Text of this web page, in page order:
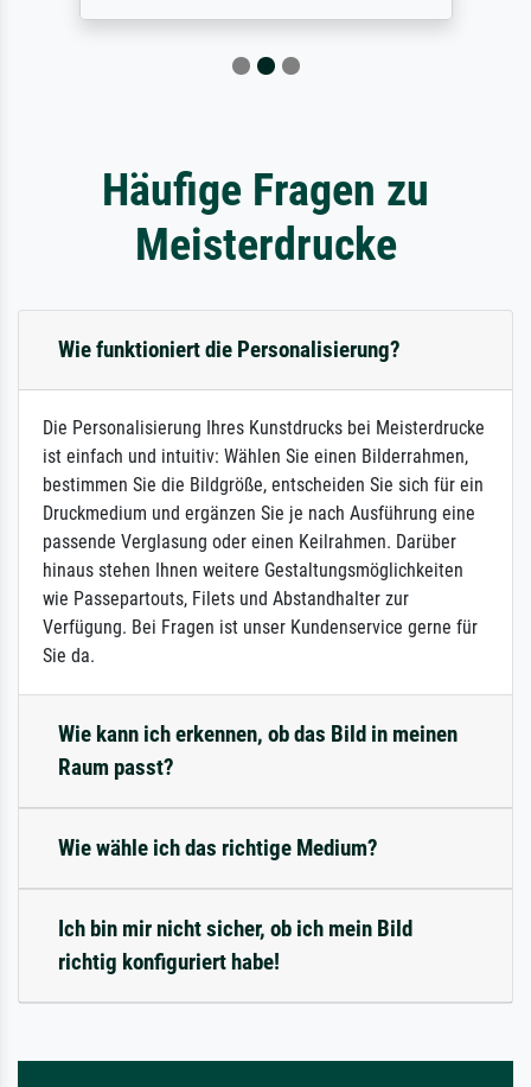
Häufige Fragen zu
Meisterdrucke
Wie funktioniert die Personalisierung?
Die Personalisierung Ihres Kunstdrucks bei Meisterdrucke
ist einfach und intuitiv: Wählen Sie einen Bilderrahmen,
bestimmen Sie die Bildgröße, entscheiden Sie sich für ein
Druckmedium und ergänzen Sie je nach Ausführung eine
passende Verglasung oder einen Keilrahmen. Darüber
hinaus stehen Ihnen weitere Gestaltungsmöglichkeiten
wie Passepartouts, Filets und Abstandhalter zur
Verfügung. Bei Fragen ist unser Kundenservice gerne für
Sie da.
Wie kann ich erkennen, ob das Bild in meinen
Raum passt?
Wie wähle ich das richtige Medium?
Ich bin mir nicht sicher, ob ich mein Bild
richtig konfiguriert habe!